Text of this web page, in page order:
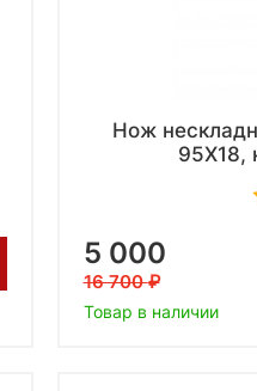
Нож
95X18,
5 000
16 700
Товар в наличии